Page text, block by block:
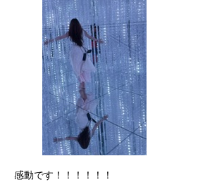
感動です！！！！！！